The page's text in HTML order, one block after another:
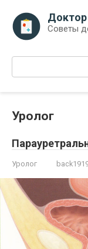
контенту
Доктор
Советы
Поиск:
Уролог
Уролог